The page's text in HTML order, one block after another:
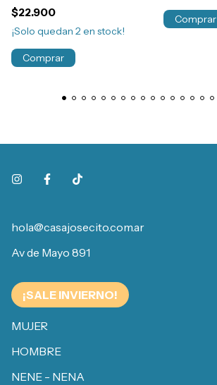
$22.900
¡Solo quedan 2en stock!
Comprar
Comprar
hola@casajosecito.com.ar
Av de Mayo 891
¡SALE INVIERNO!
MUJER
HOMBRE
NENE - NENA